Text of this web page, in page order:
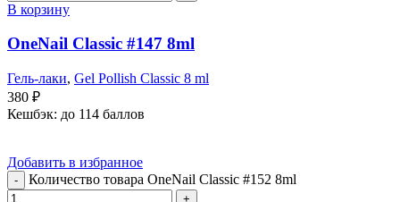
В корзину
OneNail Classic #147 8ml
Гель-лаки, Gel Pollish Classic 8 ml
380 ₽
Кешбэк: до 114 баллов
Добавить в избранное
Количество товара OneNail Classic #152 8ml